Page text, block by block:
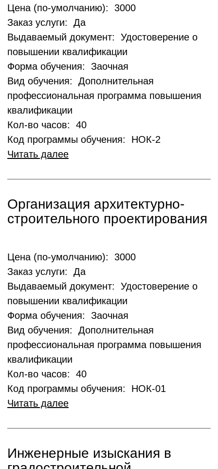
Цена (по-умолчанию): 3000
Заказ услуги: Да
Выдаваемый документ: Удостоверение о
повышении квалификации
Форма обучения: Заочная
Вид обучения: Дополнительная
профессиональная программа повышения
квалификации
Кол-во часов: 40
Код программы обучения: НОК-2
Читать далее
Организация архитектурно-
строительного проектирования
Цена (по-умолчанию): 3000
Заказ услуги: Да
Выдаваемый документ: Удостоверение о
повышении квалификации
Форма обучения: Заочная
Вид обучения: Дополнительная
профессиональная программа повышения
квалификации
Кол-во часов: 40
Код программы обучения: НОК-01
Читать далее
Инженерные изыскания в